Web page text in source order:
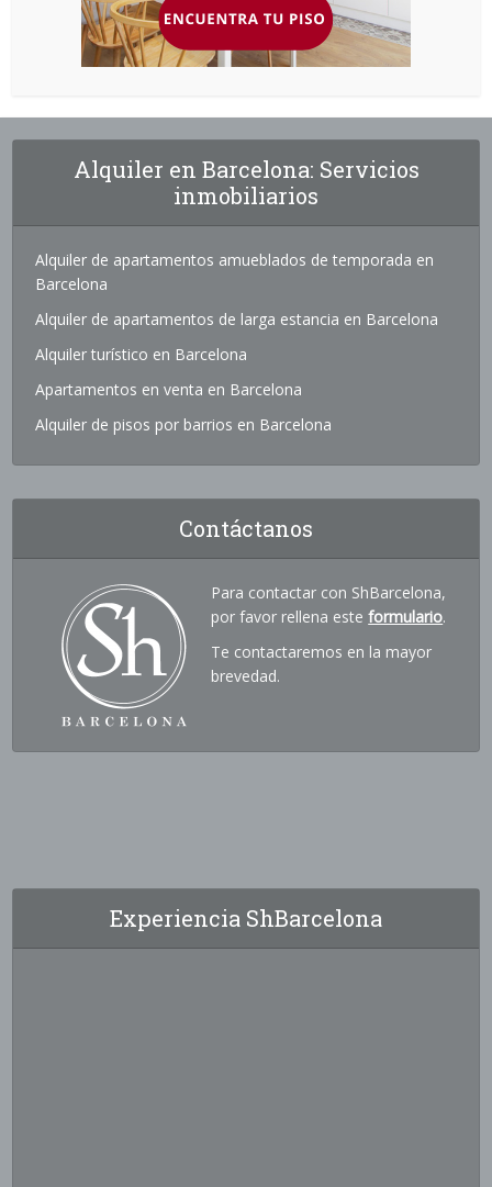
Alquiler en Barcelona: Servicios
inmobiliarios
Alquiler de apartamentos amueblados de temporada en
Barcelona
Alquiler de apartamentos de larga estancia en Barcelona
Alquiler turístico en Barcelona
Apartamentos en venta en Barcelona
Alquiler de pisos por barrios en Barcelona
Contáctanos
Para contactar con ShBarcelona,
por favor rellena esteformulario.
Te contactaremos en la mayor
brevedad.
Experiencia ShBarcelona